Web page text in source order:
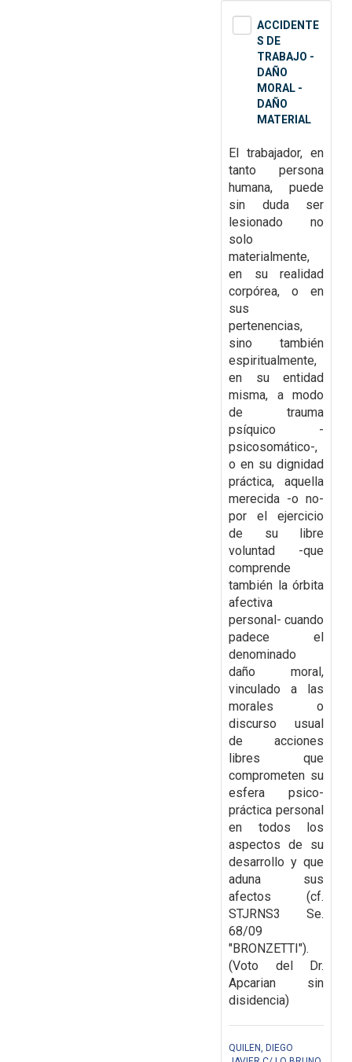
ACCIDENTE
S DE
TRABAJO -
DAÑO
MORAL -
DAÑO
MATERIAL
El trabajador, en
tanto persona
humana, puede
sin duda ser
lesionado no
solo
materialmente,
en su realidad
corpórea, o en
sus
pertenencias,
sino también
espiritualmente,
en su entidad
misma, a modo
de trauma
psíquico -
psicosomático-,
o en su dignidad
práctica, aquella
merecida -o no-
por el ejercicio
de su libre
voluntad -que
comprende
también la órbita
afectiva
personal- cuando
padece el
denominado
daño moral,
vinculado a las
morales o
discurso usual
de acciones
libres que
comprometen su
esfera psico-
práctica personal
en todos los
aspectos de su
desarrollo y que
aduna sus
afectos (cf.
STJRNS3 Se.
68/09
"BRONZETTI").
(Voto del Dr.
Apcarian sin
disidencia)
QUILEN, DIEGO